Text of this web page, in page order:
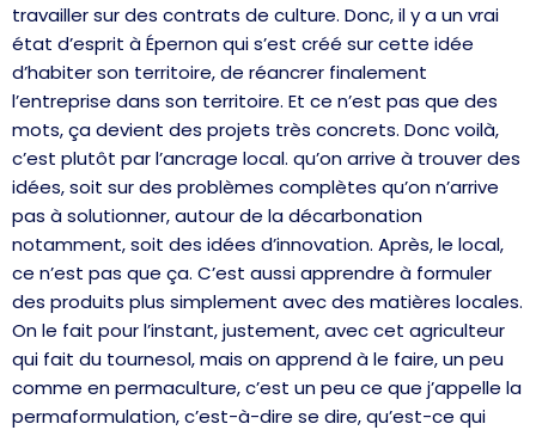
travailler sur des contrats de culture. Donc, il y a un vrai
état d’esprit à Épernon qui s’est créé sur cette idée
d’habiter son territoire, de réancrer finalement
l’entreprise dans son territoire. Et ce n’est pas que des
mots, ça devient des projets très concrets. Donc voilà,
c’est plutôt par l’ancrage local. qu’on arrive à trouver des
idées, soit sur des problèmes complètes qu’on n’arrive
pas à solutionner, autour de la décarbonation
notamment, soit des idées d’innovation. Après, le local,
ce n’est pas que ça. C’est aussi apprendre à formuler
des produits plus simplement avec des matières locales.
On le fait pour l’instant, justement, avec cet agriculteur
qui fait du tournesol, mais on apprend à le faire, un peu
comme en permaculture, c’est un peu ce que j’appelle la
permaformulation, c’est-à-dire se dire, qu’est-ce qui